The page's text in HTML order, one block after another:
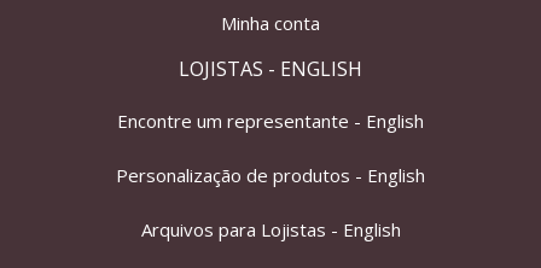
Minha conta
LOJISTAS - ENGLISH
Encontre um representante - English
Personalização de produtos - English
Arquivos para Lojistas - English